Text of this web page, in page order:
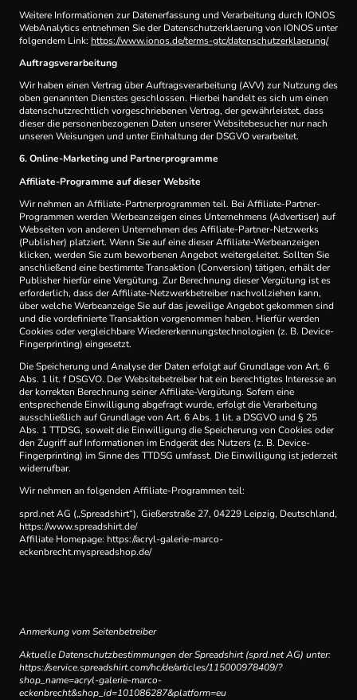
Weitere Informationen zur Datenerfassung und Verarbeitung durch IONOS
WebAnalytics entnehmen Sie der Datenschutzerklaerung von IONOS unter
folgendem Link: https://www.ionos.de/terms-gtc/datenschutzerklaerung/
Auftragsverarbeitung
Wir haben einen Vertrag über Auftragsverarbeitung (AVV) zur Nutzung des
oben genannten Dienstes geschlossen. Hierbei handelt es sich um einen
datenschutzrechtlich vorgeschriebenen Vertrag, der gewährleistet, dass
dieser die personenbezogenen Daten unserer Websitebesucher nur nach
unseren Weisungen und unter Einhaltung der DSGVO verarbeitet.
6. Online-Marketing und Partner­programme
Affiliate-Programme auf dieser Website
Wir nehmen an Affiliate-Partnerprogrammen teil. Bei Affiliate-Partner-
Programmen werden Werbeanzeigen eines Unternehmens (Advertiser) auf
Webseiten von anderen Unternehmen des Affiliate-Partner-Netzwerks
(Publisher) platziert. Wenn Sie auf eine dieser Affiliate-Werbeanzeigen
klicken, werden Sie zum beworbenen Angebot weitergeleitet. Sollten Sie
anschließend eine bestimmte Transaktion (Conversion) tätigen, erhält der
Publisher hierfür eine Vergütung. Zur Berechnung dieser Vergütung ist es
erforderlich, dass der Affiliate-Netzwerkbetreiber nachvollziehen kann,
über welche Werbeanzeige Sie auf das jeweilige Angebot gekommen sind
und die vordefinierte Transaktion vorgenommen haben. Hierfür werden
Cookies oder vergleichbare Wiedererkennungstechnologien (z. B. Device-
Fingerprinting) eingesetzt.
Die Speicherung und Analyse der Daten erfolgt auf Grundlage von Art. 6
Abs. 1 lit. f DSGVO. Der Websitebetreiber hat ein berechtigtes Interesse an
der korrekten Berechnung seiner Affiliate-Vergütung. Sofern eine
entsprechende Einwilligung abgefragt wurde, erfolgt die Verarbeitung
ausschließlich auf Grundlage von Art. 6 Abs. 1 lit. a DSGVO und § 25
Abs. 1 TTDSG, soweit die Einwilligung die Speicherung von Cookies oder
den Zugriff auf Informationen im Endgerät des Nutzers (z. B. Device-
Fingerprinting) im Sinne des TTDSG umfasst. Die Einwilligung ist jederzeit
widerrufbar.
Wir nehmen an folgenden Affiliate-Programmen teil:
sprd.net AG („Spreadshirt“), Gießerstraße 27, 04229 Leipzig, Deutschland,
https://www.spreadshirt.de/
Affiliate Homepage: https://acryl-galerie-marco-
eckenbrecht.myspreadshop.de/
Anmerkung vom Seitenbetreiber
Aktuelle Datenschutzbestimmungen der Spreadshirt (sprd.net AG) unter:
https://service.spreadshirt.com/hc/de/articles/115000978409/?
shop_name=acryl-galerie-marco-
eckenbrecht&shop_id=101086287&platform=eu